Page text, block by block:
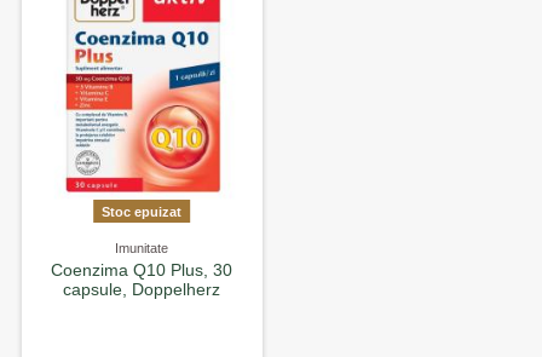
Stoc epuizat
Imunitate
Coenzima Q10 Plus, 30
capsule, Doppelherz